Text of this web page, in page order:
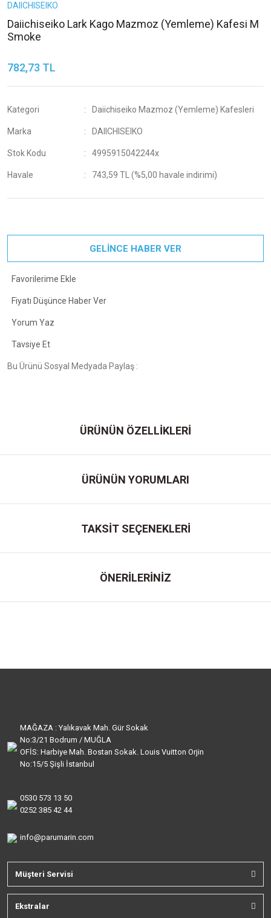
DAIICHISEIKO
Daiichiseiko Lark Kago Mazmoz (Yemleme) Kafesi M
Smoke
782,73 TL
Kategori Daiichiseiko Mazmoz (Yemleme) Kafesleri
Marka DAIICHISEIKO
Stok Kodu 4995915042244x
Havale 743,59 TL (%5,00 havale indirimi)
GELİNCE HABER VER
Fiyatı Düşünce Haber Ver
Yorum Yaz
Tavsiye Et
Bu Ürünü Sosyal Medyada Paylaş :
ÜRÜNÜN ÖZELLİKLERİ
ÜRÜNÜN YORUMLARI
TAKSİT SEÇENEKLERİ
ÖNERİLERİNİZ
MAĞAZA : Yalıkavak Mah. Gür Sokak
No:3/21 Bodrum / MUĞLA
OFİS: Harbiye Mah. Bostan Sokak. Louis Vuitton Orjin
No:15/5 Şişli İstanbul
0530 573 13 50
0252 385 42 44
info@parumarin.com
Müşteri Servisi
Ekstralar